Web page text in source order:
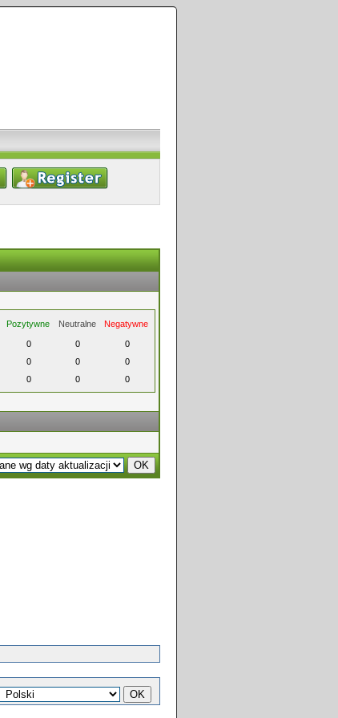
Pozytywne Neutralne Negatywne
0 0
0
0 0
0
0 0 0